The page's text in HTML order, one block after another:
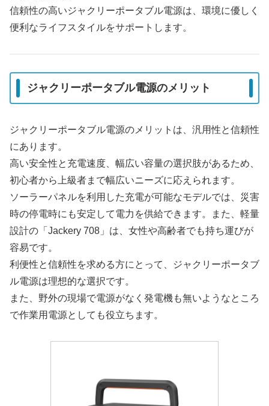
信頼性の高いジャクリーポータブル電源は、環境に優しく
便利なライフスタイルをサポートします。
ジャクリーポータブル電源のメリット
ジャクリーポータブル電源のメリットは、汎用性と信頼性
にあります。
高い安全性と充電速度、幅広い容量の選択肢があるため、
初心者から上級者まで幅広いニーズに応えられます。
ソーラーパネルを利用した充電が可能なモデルでは、災害
時の停電時にも安定して電力を供給できます。また、軽量
設計の「Jackery 708」は、女性や高齢者でも持ち運びが
容易です。
利便性と信頼性を求める方にとって、ジャクリーポータブ
ル電源は理想的な選択です。
また、野外の現場で電源がなく発電機も無いようなところ
で作業用電源としても役立ちます。